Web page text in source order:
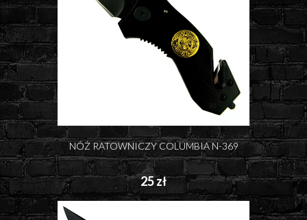
NÓŻ RATOWNICZY COLUMBIA N-369
25 zł